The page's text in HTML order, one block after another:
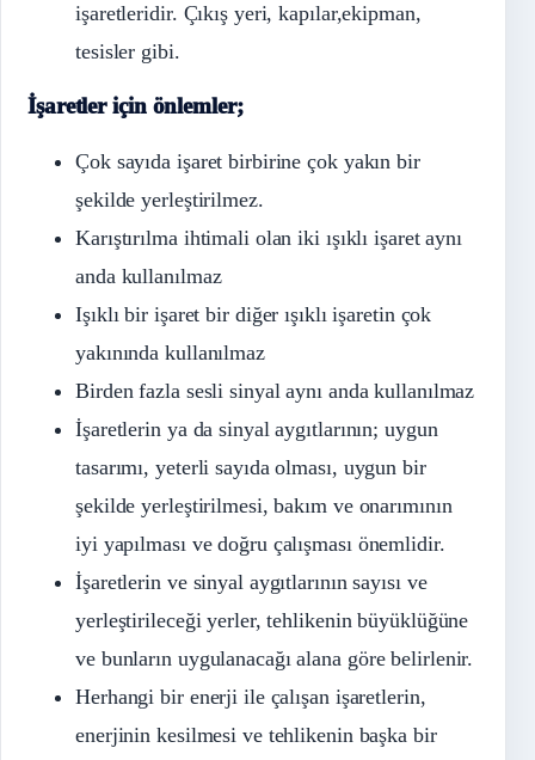
işaretleridir. Çıkış yeri, kapılar,ekipman,
tesisler gibi.
İşaretler için önlemler;
Çok sayıda işaret birbirine çok yakın bir
şekilde yerleştirilmez.
Karıştırılma ihtimali olan iki ışıklı işaret aynı
anda kullanılmaz
Işıklı bir işaret bir diğer ışıklı işaretin çok
yakınında kullanılmaz
Birden fazla sesli sinyal aynı anda kullanılmaz
İşaretlerin ya da sinyal aygıtlarının; uygun
tasarımı, yeterli sayıda olması, uygun bir
şekilde yerleştirilmesi, bakım ve onarımının
iyi yapılması ve doğru çalışması önemlidir.
İşaretlerin ve sinyal aygıtlarının sayısı ve
yerleştirileceği yerler, tehlikenin büyüklüğüne
ve bunların uygulanacağı alana göre belirlenir.
Herhangi bir enerji ile çalışan işaretlerin,
enerjinin kesilmesi ve tehlikenin başka bir